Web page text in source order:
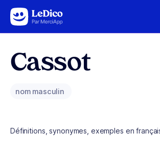
Aller au contenu
Cassot
nom masculin
Définitions, synonymes, exemples en